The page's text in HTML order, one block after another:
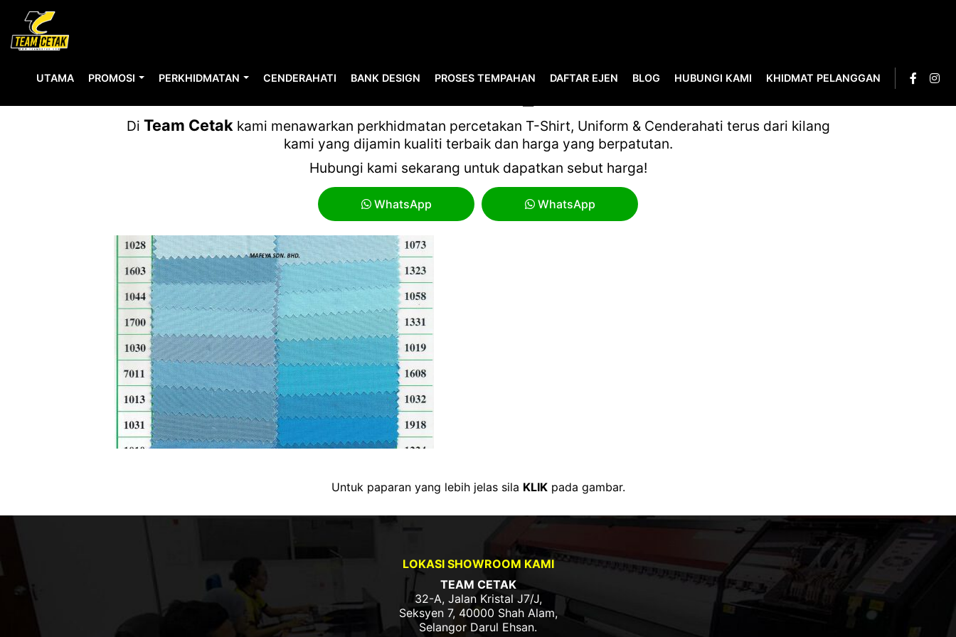
UTAMA PROMOSI PERKHIDMATAN CENDERAHATI BANK DESIGN PROSES TEMPAHAN DAFTAR EJEN BLOG HUBUNGI KAMI KHIDMAT PELANGGAN
Di Team Cetakkami menawarkan perkhidmatan percetakan T-Shirt, Uniform & Cenderahati terus dari kilang
kami yang dijamin kualiti terbaik dan harga yang berpatutan.
Hubungi kami sekarang untuk dapatkan sebut harga!
WhatsApp WhatsApp
Untuk paparan yang lebih jelas sila KLIKpada gambar.
LOKASI SHOWROOM KAMI
TEAM CETAK
32-A, Jalan Kristal J7/J,
Seksyen 7, 40000 Shah Alam,
Selangor Darul Ehsan.